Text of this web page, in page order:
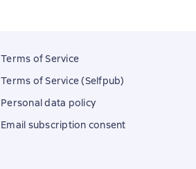
Terms of Service
Terms of Service (Selfpub)
Personal data policy
Email subscription consent